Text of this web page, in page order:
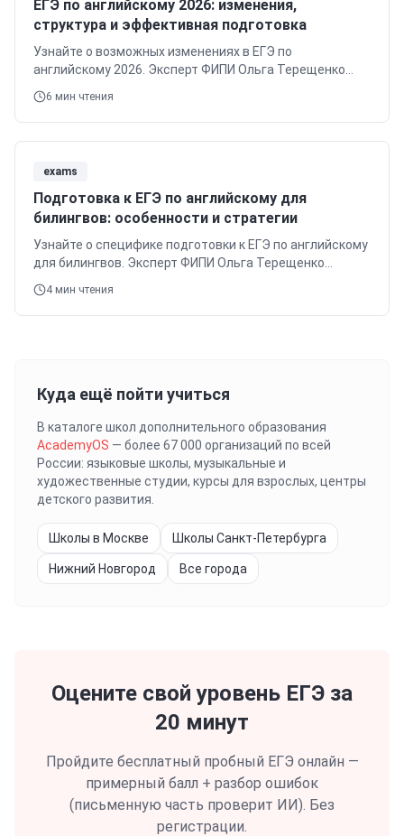
ЕГЭ по английскому 2026: изменения,
структура и эффективная подготовка
Узнайте о возможных изменениях в ЕГЭ по
английскому 2026. Эксперт ФИПИ Ольга Терещенко
рассказывает о структуре, стратегиях подготовки и
эффективных курсах.
6 мин чтения
exams
Подготовка к ЕГЭ по английскому для
билингвов: особенности и стратегии
Узнайте о специфике подготовки к ЕГЭ по английскому
для билингвов. Эксперт ФИПИ Ольга Терещенко
расскажет о сложностях и эффективных стратегиях
для высоких баллов.
4 мин чтения
Куда ещё пойти учиться
В каталоге школ дополнительного образования
AcademyOS — более 67 000 организаций по всей
России: языковые школы, музыкальные и
художественные студии, курсы для взрослых, центры
детского развития.
Школы в Москве Школы Санкт-Петербурга
Нижний Новгород Все города
Оцените свой уровень ЕГЭ за
20 минут
Пройдите бесплатный пробный ЕГЭ онлайн —
примерный балл + разбор ошибок
(письменную часть проверит ИИ). Без
регистрации.